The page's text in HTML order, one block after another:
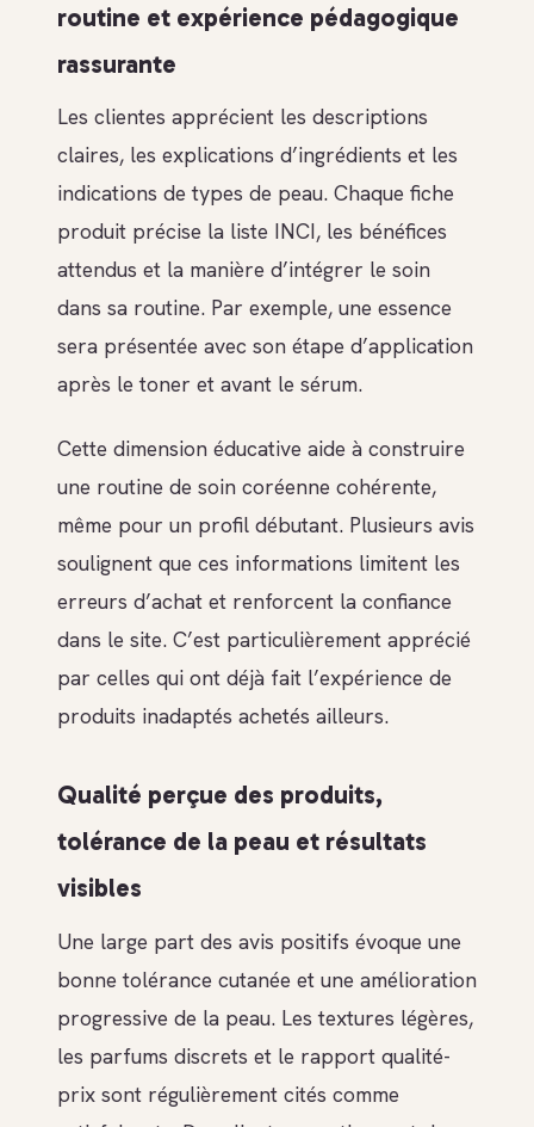
routine et expérience pédagogique
rassurante
Les clientes apprécient les descriptions
claires, les explications d’ingrédients et les
indications de types de peau. Chaque fiche
produit précise la liste INCI, les bénéfices
attendus et la manière d’intégrer le soin
dans sa routine. Par exemple, une essence
sera présentée avec son étape d’application
après le toner et avant le sérum.
Cette dimension éducative aide à construire
une routine de soin coréenne cohérente,
même pour un profil débutant. Plusieurs avis
soulignent que ces informations limitent les
erreurs d’achat et renforcent la confiance
dans le site. C’est particulièrement apprécié
par celles qui ont déjà fait l’expérience de
produits inadaptés achetés ailleurs.
Qualité perçue des produits,
tolérance de la peau et résultats
visibles
Une large part des avis positifs évoque une
bonne tolérance cutanée et une amélioration
progressive de la peau. Les textures légères,
les parfums discrets et le rapport qualité-
prix sont régulièrement cités comme